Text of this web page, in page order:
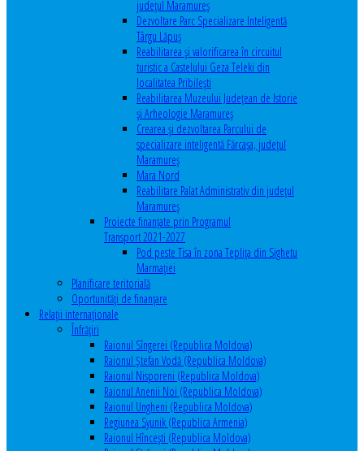
județul Maramureș
Dezvoltare Parc Specializare Inteligentă
Târgu Lăpuș
Reabilitarea și valorificarea în circuitul
turistic a Castelului Geza Teleki din
localitatea Pribilești
Reabilitarea Muzeului Județean de Istorie
și Arheologie Maramureș
Crearea și dezvoltarea Parcului de
specializare inteligentă Fărcașa, județul
Maramureș
Mara Nord
Reabilitare Palat Administrativ din județul
Maramureș
Proiecte finanțate prin Programul
Transport 2021-2027
Pod peste Tisa în zona Teplița din Sighetu
Marmației
Planificare teritorială
Oportunităţi de finanţare
Relaţii internaţionale
Înfrăţiri
Raionul Sîngerei (Republica Moldova)
Raionul Ștefan Vodă (Republica Moldova)
Raionul Nisporeni (Republica Moldova)
Raionul Anenii Noi (Republica Moldova)
Raionul Ungheni (Republica Moldova)
Regiunea Syunik (Republica Armenia)
Raionul Hîncești (Republica Moldova)